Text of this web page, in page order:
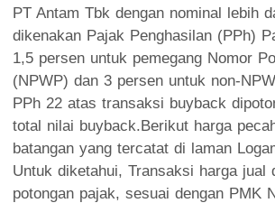
PT Antam Tbk dengan nominal lebih
dikenakan Pajak Penghasilan (PPh)
1,5 persen untuk pemegang Nomor
(NPWP) dan 3 persen untuk non-
PPh 22 atas transaksi buyback
total nilai buyback.Berikut harga
batangan yang tercatat di laman
Untuk diketahui, Transaksi harga jual
potongan pajak, sesuai dengan PMK